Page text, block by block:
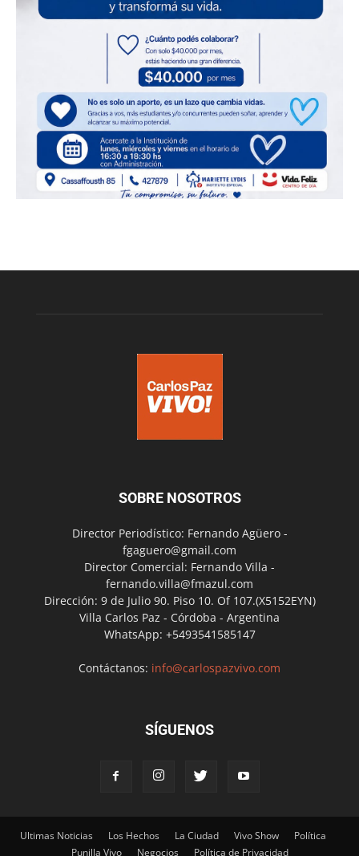
SOBRE NOSOTROS
Director Periodístico: Fernando Agüero -
fgaguero@gmail.com
Director Comercial: Fernando Villa -
fernando.villa@fmazul.com
Dirección: 9 de Julio 90. Piso 10. Of 107.(X5152EYN)
Villa Carlos Paz - Córdoba - Argentina
WhatsApp: +5493541585147
Contáctanos: info@carlospazvivo.com
SÍGUENOS
Ultimas Noticias Los Hechos La Ciudad Vivo Show
Política
Punilla Vivo
Negocios Política de Privacidad